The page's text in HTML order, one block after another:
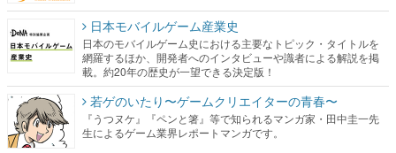
若ゲのいたり〜ゲームクリエイターの青春〜
『うつヌケ』『ペンと箸』等で知られるマンガ家・田中圭一先
生によるゲーム業界レポートマンガです。
なんでゲームは面白い？
ゲーム開発者・hamatsu氏がゲームの魅力を画面や操作の具体的
な形から解き明かしていく、硬派で骨太な評論連載です。